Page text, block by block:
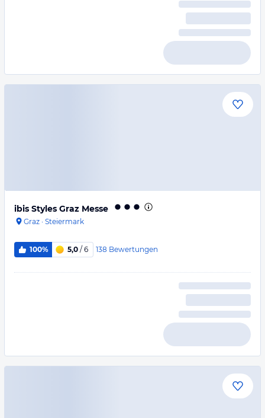
ibis Styles Graz Messe
Graz · Steiermark
100% 5,0 / 6 138 Bewertungen